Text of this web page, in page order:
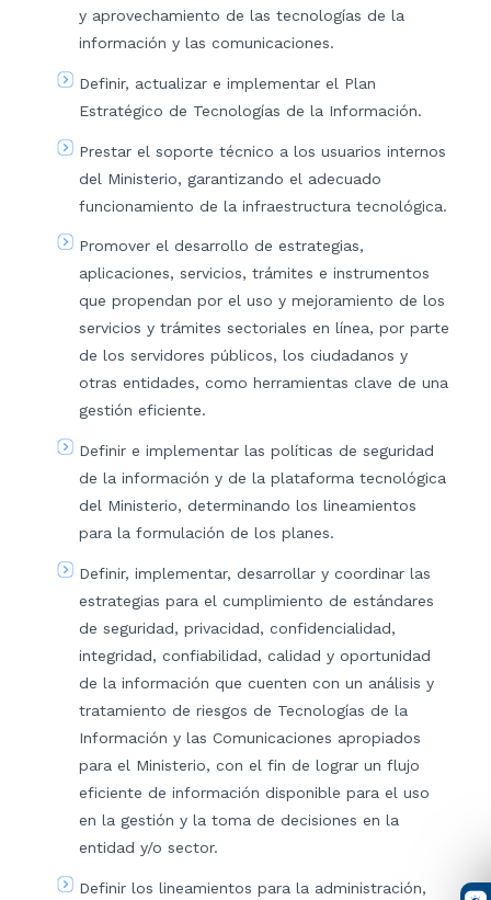
y aprovechamiento de las tecnologías de la
información y las comunicaciones.
Definir, actualizar e implementar el Plan
Estratégico de Tecnologías de la Información.
Prestar el soporte técnico a los usuarios internos
del Ministerio, garantizando el adecuado
funcionamiento de la infraestructura tecnológica.
Promover el desarrollo de estrategias,
aplicaciones, servicios, trámites e instrumentos
que propendan por el uso y mejoramiento de los
servicios y trámites sectoriales en línea, por parte
de los servidores públicos, los ciudadanos y
otras entidades, como herramientas clave de una
gestión eficiente.
Definir e implementar las políticas de seguridad
de la información y de la plataforma tecnológica
del Ministerio, determinando los lineamientos
para la formulación de los planes.
Definir, implementar, desarrollar y coordinar las
estrategias para el cumplimiento de estándares
de seguridad, privacidad, confidencialidad,
integridad, confiabilidad, calidad y oportunidad
de la información que cuenten con un análisis y
tratamiento de riesgos de Tecnologías de la
Información y las Comunicaciones apropiados
para el Ministerio, con el fin de lograr un flujo
eficiente de información disponible para el uso
en la gestión y la toma de decisiones en la
entidad y/o sector.
Definir los lineamientos para la administración,